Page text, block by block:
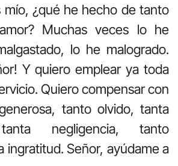
mío, ¿qué he hecho de tanto
Muchas veces lo he
lo he malogrado.
Y quiero emplear ya toda
Quiero compensar con
tanto olvido, tanta
negligencia, tanto
ingratitud. Señor, ayúdame a